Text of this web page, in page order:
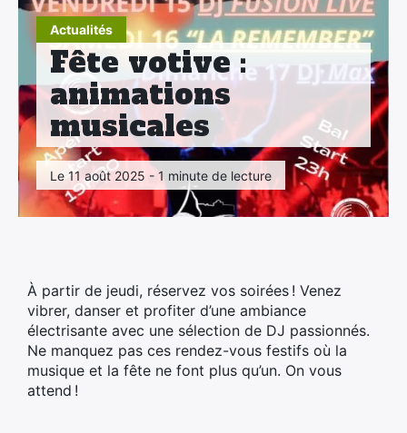
Actualités
Fête votive :
animations
musicales
Le 11 août 2025 - 1 minute de lecture
À partir de jeudi, réservez vos soirées ! Venez
vibrer, danser et profiter d’une ambiance
électrisante avec une sélection de DJ passionnés.
Ne manquez pas ces rendez-vous festifs où la
musique et la fête ne font plus qu’un. On vous
attend !
Autres Démarches
×